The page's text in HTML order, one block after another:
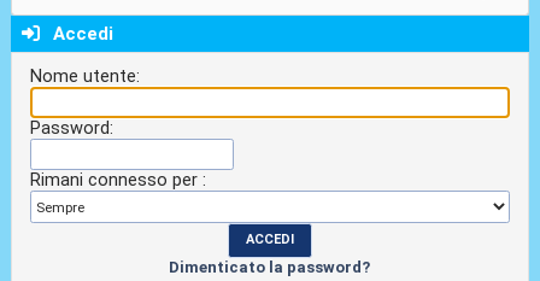
Accedi
Nome utente:
Password:
Rimani connesso per :
Dimenticato la password?